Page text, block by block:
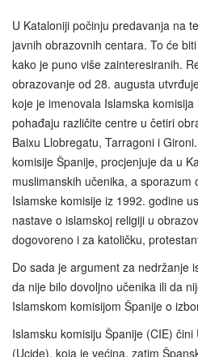
U Kataloniji počinju predavanja na
javnih obrazovnih centara. To će
kako je puno više zainteresiranih.
obrazovanje od 28. augusta
koje je imenovala Islamska
pohađaju različite centre u četiri
Baixu Llobregatu, Tarragoni i Gironi.
komisije Španije, procjenjuje da u
muslimanskih učenika, a sporazum
Islamske komisije iz 1992. godine
nastave o islamskoj religiji u
dogovoreno i za katoličku,
Do sada je argument za nedržanje
da nije bilo dovoljno učenika ili da
Islamskom komisijom Španije o
Islamsku komisiju Španije (CIE)
(Ucide), koja je većina, zatim